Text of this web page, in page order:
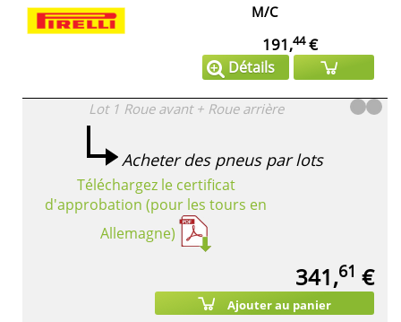
M/C
191,44€
Détails
Lot 1 Roue avant + Roue arrière
Acheter des pneus par lots
Téléchargez le certificat
d'approbation (pour les tours en
Allemagne)
341,61 €
Ajouter au panier